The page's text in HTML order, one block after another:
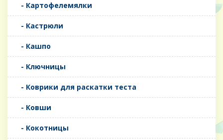
- Картофелемялки
- Кастрюли
- Кашпо
- Ключницы
- Коврики для раскатки теста
- Ковши
- Кокотницы